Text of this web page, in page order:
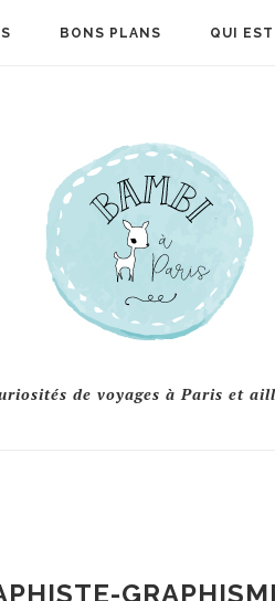
BONS PLANS QUI
de voyages à Paris et